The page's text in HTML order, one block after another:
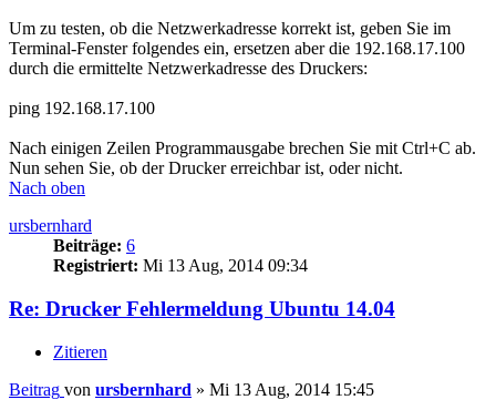
Um zu testen, ob die Netzwerkadresse korrekt ist, geben Sie im
Terminal-Fenster folgendes ein, ersetzen aber die 192.168.17.100
durch die ermittelte Netzwerkadresse des Druckers:
ping 192.168.17.100
Nach einigen Zeilen Programmausgabe brechen Sie mit Ctrl+C ab.
Nun sehen Sie, ob der Drucker erreichbar ist, oder nicht.
Nach oben
ursbernhard
Beiträge: 6
Registriert: Mi 13 Aug, 2014 09:34
Re: Drucker Fehlermeldung Ubuntu 14.04
Zitieren
Beitrag von ursbernhard » Mi 13 Aug, 2014 15:45